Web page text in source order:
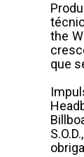
the
que